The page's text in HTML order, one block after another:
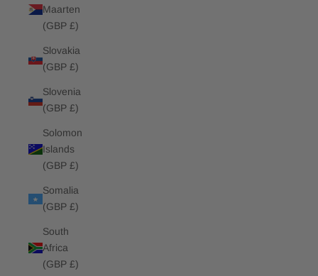
Maarten
(GBP £)
Slovakia
(GBP £)
Slovenia
(GBP £)
Solomon
Islands
(GBP £)
Somalia
(GBP £)
South
Africa
(GBP £)